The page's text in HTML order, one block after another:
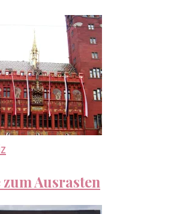
zum Ausrasten